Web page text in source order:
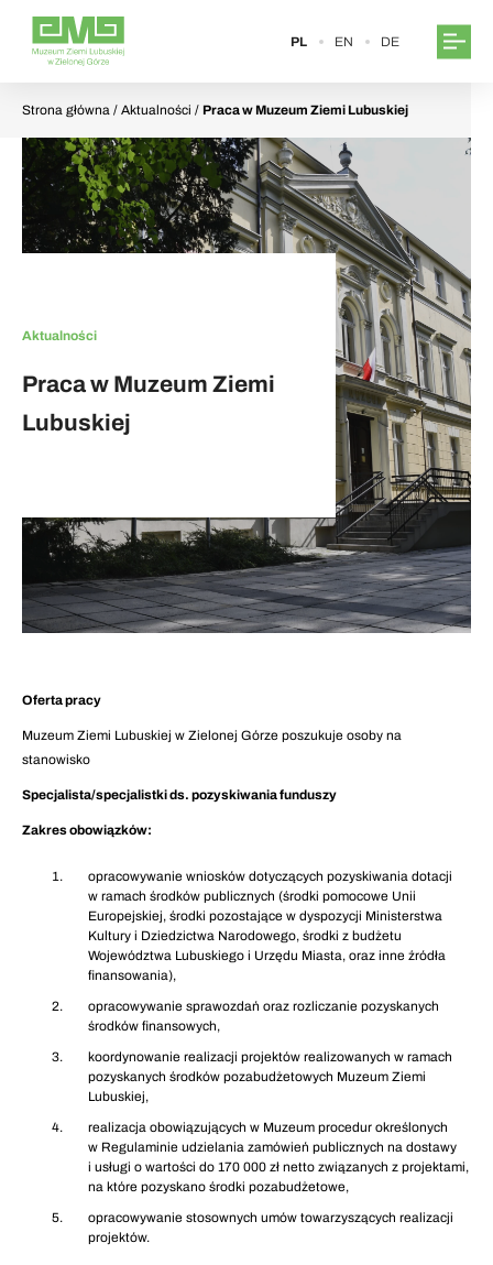
PL EN DE
Strona główna / Aktualności / Praca w Muzeum Ziemi Lubuskiej
Aktualności
Praca w Muzeum Ziemi
Lubuskiej
Oferta pracy
Muzeum Ziemi Lubuskiej w Zielonej Górze poszukuje osoby na
stanowisko
Specjalista/specjalistki ds. pozyskiwania funduszy
Zakres obowiązków:
opracowywanie wniosków dotyczących pozyskiwania dotacji
w ramach środków publicznych (środki pomocowe Unii
Europejskiej, środki pozostające w dyspozycji Ministerstwa
Kultury i Dziedzictwa Narodowego, środki z budżetu
Województwa Lubuskiego i Urzędu Miasta, oraz inne źródła
finansowania),
opracowywanie sprawozdań oraz rozliczanie pozyskanych
środków finansowych,
koordynowanie realizacji projektów realizowanych w ramach
pozyskanych środków pozabudżetowych Muzeum Ziemi
Lubuskiej,
realizacja obowiązujących w Muzeum procedur określonych
w Regulaminie udzielania zamówień publicznych na dostawy
i usługi o wartości do 170 000 zł netto związanych z projektami,
na które pozyskano środki pozabudżetowe,
opracowywanie stosownych umów towarzyszących realizacji
projektów.